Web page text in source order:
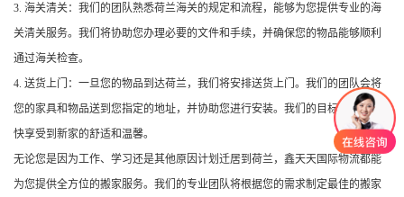
3. 海关清关：我们的团队熟悉荷兰海关的规定和流程，能够为您提供专业的海
关清关服务。我们将协助您办理必要的文件和手续，并确保您的物品能够顺利
通过海关检查。
4. 送货上门：一旦您的物品到达荷兰，我们将安排送货上门。我们的团队会将
您的家具和物品送到您指定的地址，并协助您进行安装。我们的目标是让您尽
快享受到新家的舒适和温馨。
无论您是因为工作、学习还是其他原因计划迁居到荷兰，鑫天天国际物流都能
为您提供全方位的搬家服务。我们的专业团队将根据您的需求制定最佳的搬家